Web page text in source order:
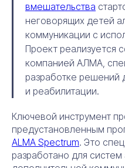
вмешательства
неговорящих детей
коммуникации с
Проект реализуется
компанией АЛМА,
разработке решений
и реабилитации.
Ключевой инструмент
предустановленным
ALMA Spectrum. Это
разработано для систем